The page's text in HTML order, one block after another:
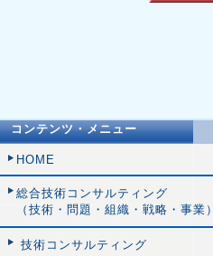
コンテンツ・メニュー
HOME
総合技術コンサルティング
（技術・問題・組織・戦略・事業）
技術コンサルティング